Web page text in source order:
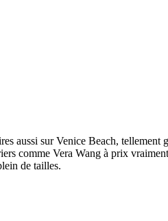
aussi sur Venice Beach, tellement
comme Vera Wang à prix
de tailles.